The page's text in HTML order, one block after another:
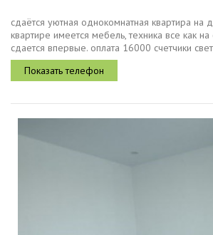
сдаётся уютная однокомнатная квартира на
квартире имеется мебель, техника все как
сдается впервые. оплата 16000 счетчики
водоотведение. залог 16000.